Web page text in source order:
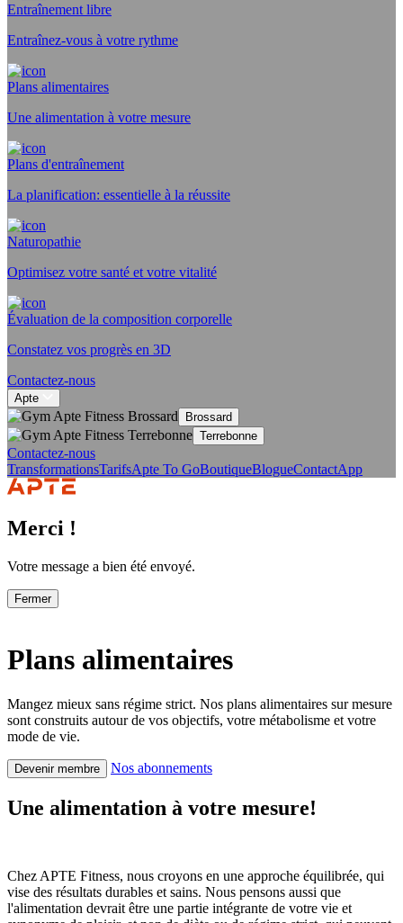
Entraînement libre
Entraînez-vous à votre rythme
Plans alimentaires
Une alimentation à votre mesure
Plans d'entraînement
La planification: essentielle à la réussite
Naturopathie
Optimisez votre santé et votre vitalité
Évaluation de la composition corporelle
Constatez vos progrès en 3D
Contactez-nous
Apte
Brossard
Terrebonne
Contactez-nous
TransformationsTarifsApte To GoBoutiqueBlogueContactApp
Merci !
Votre message a bien été envoyé.
Fermer
Plans alimentaires
Mangez mieux sans régime strict. Nos plans alimentaires sur mesure
sont construits autour de vos objectifs, votre métabolisme et votre
mode de vie.
Devenir membre Nos abonnements
Une alimentation à votre mesure!
Chez APTE Fitness, nous croyons en une approche équilibrée, qui
vise des résultats durables et sains. Nous pensons aussi que
l'alimentation devrait être une partie intégrante de votre vie et